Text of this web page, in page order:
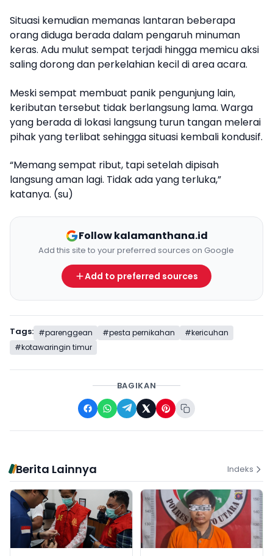
Situasi kemudian memanas lantaran beberapa
orang diduga berada dalam pengaruh minuman
keras. Adu mulut sempat terjadi hingga memicu aksi
saling dorong dan perkelahian kecil di area acara.
Meski sempat membuat panik pengunjung lain,
keributan tersebut tidak berlangsung lama. Warga
yang berada di lokasi langsung turun tangan melerai
pihak yang terlibat sehingga situasi kembali kondusif.
“Memang sempat ribut, tapi setelah dipisah
langsung aman lagi. Tidak ada yang terluka,”
katanya. (su)
Follow kalamanthana.id
Add this site to your preferred sources on Google
Add to preferred sources
Tags: #parenggean #pesta pernikahan
#kericuhan
#kotawaringin timur
BAGIKAN
Berita Lainnya Indeks